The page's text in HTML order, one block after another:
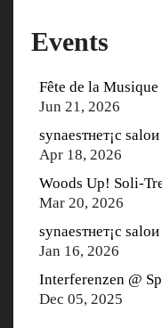
Events
Fête de la
Jun 21, 2026
synaеsтнет¡с
Apr 18, 2026
Woods Up! Soli-
Mar 20, 2026
synaеsтнет¡с
Jan 16, 2026
Interferenzen @
Dec 05, 2025